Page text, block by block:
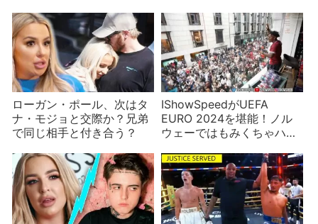
ローガン・ポール、次はタ
ナ・モジョと交際か？兄弟
で同じ相手と付き合う？
IShowSpeedがUEFA
EURO 2024を堪能！ノル
ウェーではもみくちゃハン
アイルランドで鼻毛脱毛